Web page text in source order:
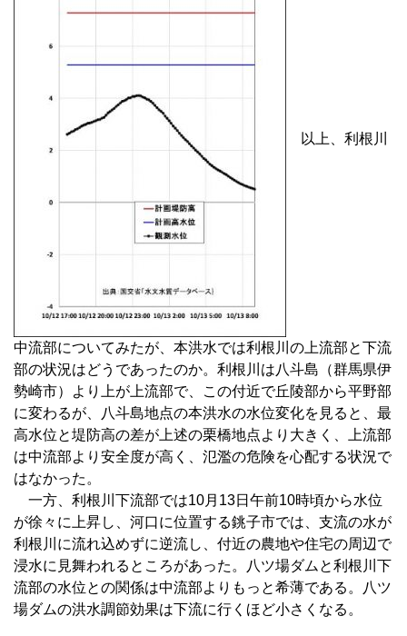
以上、利根川
中流部についてみたが、本洪水では利根川の上流部と下流
部の状況はどうであったのか。利根川は八斗島（群馬県伊
勢崎市）より上が上流部で、この付近で丘陵部から平野部
に変わるが、八斗島地点の本洪水の水位変化を見ると、最
高水位と堤防高の差が上述の栗橋地点より大きく、上流部
は中流部より安全度が高く、氾濫の危険を心配する状況で
はなかった。
一方、利根川下流部では10月13日午前10時頃から水位
が徐々に上昇し、河口に位置する銚子市では、支流の水が
利根川に流れ込めずに逆流し、付近の農地や住宅の周辺で
浸水に見舞われるところがあった。八ツ場ダムと利根川下
流部の水位との関係は中流部よりもっと希薄である。八ツ
場ダムの洪水調節効果は下流に行くほど小さくなる。